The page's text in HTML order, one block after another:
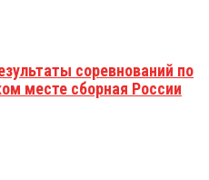
соревнований по
месте сборная России